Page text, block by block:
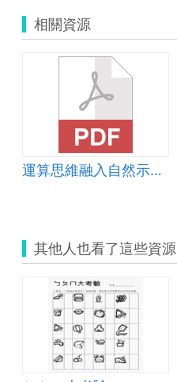
相關資源
運算思維融入自然示範教案-倒車雷達
其他人也看了這些資源